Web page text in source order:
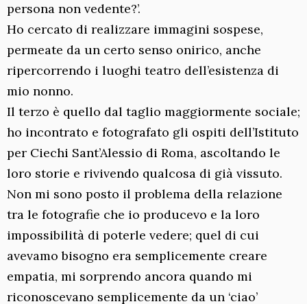
persona non vedente?’.
Ho cercato di realizzare immagini sospese,
permeate da un certo senso onirico, anche
ripercorrendo i luoghi teatro dell’esistenza di
mio nonno.
Il terzo è quello dal taglio maggiormente sociale;
ho incontrato e fotografato gli ospiti dell’Istituto
per Ciechi Sant’Alessio di Roma, ascoltando le
loro storie e rivivendo qualcosa di già vissuto.
Non mi sono posto il problema della relazione
tra le fotografie che io producevo e la loro
impossibilità di poterle vedere; quel di cui
avevamo bisogno era semplicemente creare
empatia, mi sorprendo ancora quando mi
riconoscevano semplicemente da un ‘ciao’